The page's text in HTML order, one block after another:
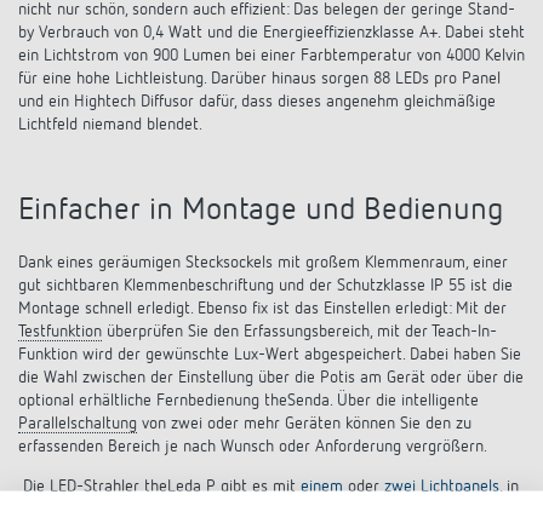
nicht nur schön, sondern auch effizient: Das belegen der geringe Stand-
by Verbrauch von 0,4 Watt und die Energieeffizienzklasse A+. Dabei steht
ein Lichtstrom von 900 Lumen bei einer Farbtemperatur von 4000 Kelvin
für eine hohe Lichtleistung. Darüber hinaus sorgen 88 LEDs pro Panel
und ein Hightech Diffusor dafür, dass dieses angenehm gleichmäßige
Lichtfeld niemand blendet.
Einfacher in Montage und Bedienung
Dank eines geräumigen Stecksockels mit großem Klemmenraum, einer
gut sichtbaren Klemmenbeschriftung und der Schutzklasse IP 55 ist die
Montage schnell erledigt. Ebenso fix ist das Einstellen erledigt: Mit der
Testfunktion überprüfen Sie den Erfassungsbereich, mit der Teach-In-
Funktion wird der gewünschte Lux-Wert abgespeichert. Dabei haben Sie
die Wahl zwischen der Einstellung über die Potis am Gerät oder über die
optional erhältliche Fernbedienung theSenda. Über die intelligente
Parallelschaltung von zwei oder mehr Geräten können Sie den zu
erfassenden Bereich je nach Wunsch oder Anforderung vergrößern.
Die LED-Strahler theLeda P gibt es mit einem oder zwei Lichtpanels, in